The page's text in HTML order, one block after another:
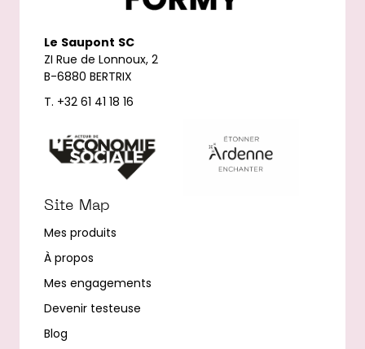
Le Saupont SC
ZI Rue de Lonnoux, 2
B-6880 BERTRIX
T. +32 61 41 18 16
Site Map
Mes produits
À propos
Mes engagements
Devenir testeuse
Blog